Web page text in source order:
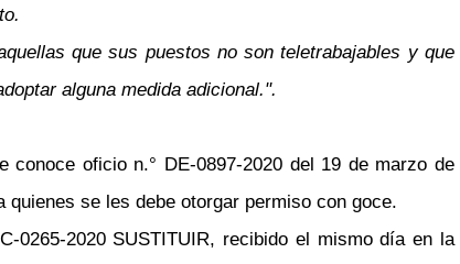
que sus puestos no son teletrabajables y que
alguna medida adicional.".
oficio n.° DE-0897-2020 del 19 de marzo de
se les debe otorgar permiso con goce.
0265-2020 SUSTITUIR, recibido el mismo día en la